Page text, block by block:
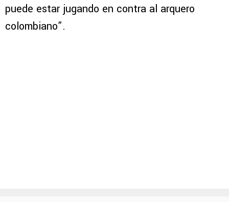
puede estar jugando en contra al arquero
colombiano”.